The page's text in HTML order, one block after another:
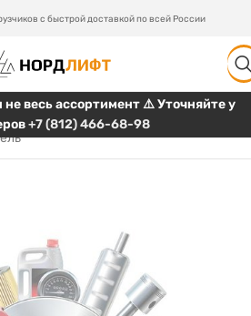
с быстрой доставкой по всей России
не весь ассортимент ⚠️ Уточняйте у
+7 (812) 466-68-98